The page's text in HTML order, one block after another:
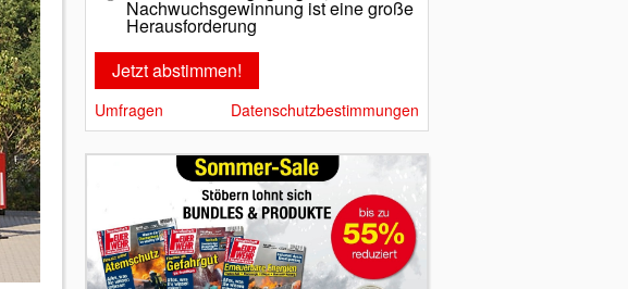
Nachwuchsgewinnung ist eine große
Herausforderung
Umfragen Datenschutzbestimmungen